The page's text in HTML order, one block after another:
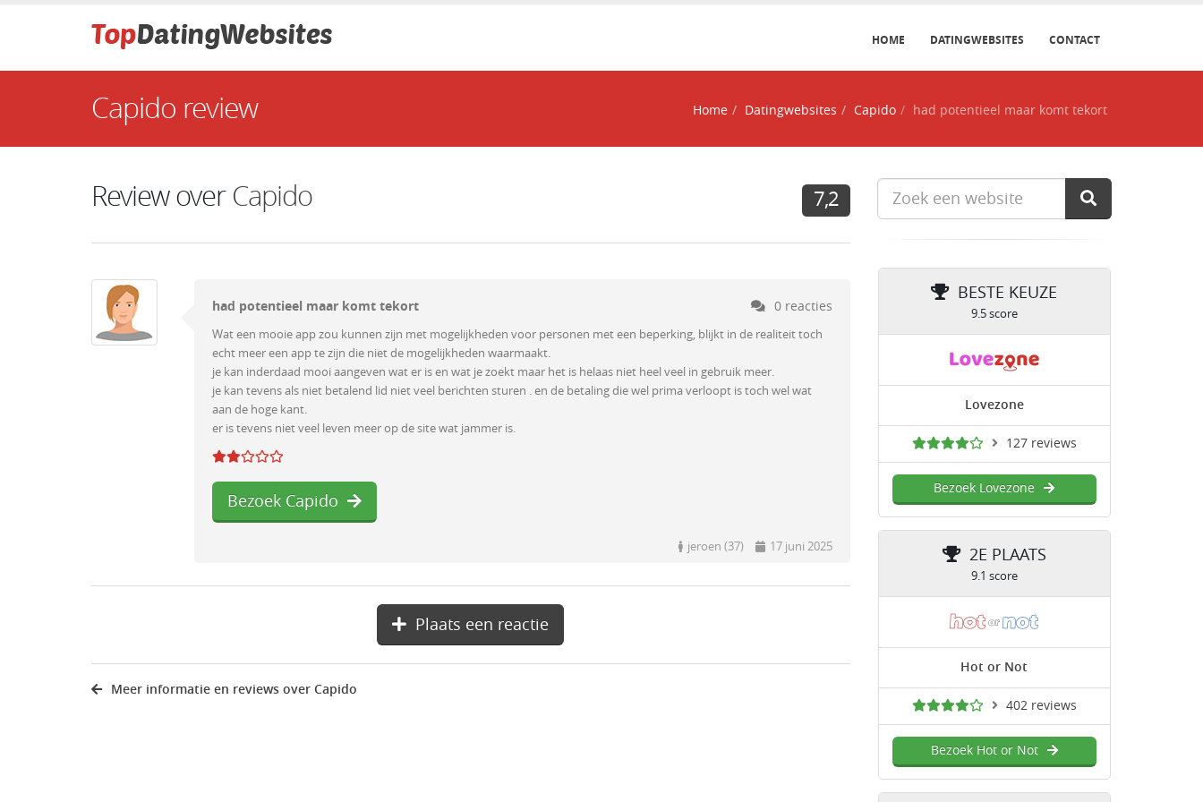
HOME DATINGWEBSITES CONTACT
Capido review Home Datingwebsites Capido had potentieel maar komt tekort
Review over Capido 7,2
had potentieel maar komt tekort 0 reacties
Wat een mooie app zou kunnen zijn met mogelijkheden voor personen met een beperking, blijkt in de realiteit toch
echt meer een app te zijn die niet de mogelijkheden waarmaakt.
je kan inderdaad mooi aangeven wat er is en wat je zoekt maar het is helaas niet heel veel in gebruik meer.
je kan tevens als niet betalend lid niet veel berichten sturen . en de betaling die wel prima verloopt is toch wel wat
aan de hoge kant.
er is tevens niet veel leven meer op de site wat jammer is.
Bezoek Capido
jeroen (37) 17 juni 2025
Plaats een reactie
Meer informatie en reviews over Capido
BESTE KEUZE
9.5 score
Lovezone
127 reviews
Bezoek Lovezone
2E PLAATS
9.1 score
Hot or Not
402 reviews
Bezoek Hot or Not